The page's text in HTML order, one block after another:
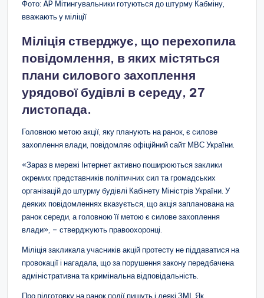
Фото: AP Мітингувальники готуються до штурму Кабміну,
вважають у міліції
Міліція стверджує, що перехопила
повідомлення, в яких містяться
плани силового захоплення
урядової будівлі в середу, 27
листопада.
Головною метою акції, яку планують на ранок, є силове
захоплення влади, повідомляє офіційний сайт МВС України.
«Зараз в мережі Інтернет активно поширюються заклики
окремих представників політичних сил та громадських
організацій до штурму будівлі Кабінету Міністрів України. У
деяких повідомленнях вказується, що акція запланована на
ранок середи, а головною її метою є силове захоплення
влади», – стверджують правоохоронці.
Міліція закликала учасників акцій протесту не піддаватися на
провокації і нагадала, що за порушення закону передбачена
адміністративна та кримінальна відповідальність.
Про підготовку на ранок події пишуть і деякі ЗМІ. Як